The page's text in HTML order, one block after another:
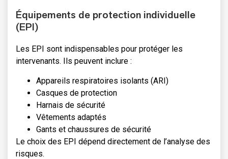
Équipements de protection individuelle
(EPI)
Les EPI sont indispensables pour protéger les
intervenants. Ils peuvent inclure :
Appareils respiratoires isolants (ARI)
Casques de protection
Harnais de sécurité
Vêtements adaptés
Gants et chaussures de sécurité
Le choix des EPI dépend directement de l’analyse des
risques.